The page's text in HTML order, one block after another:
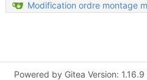
Powered by Gitea Version: 1.16.9